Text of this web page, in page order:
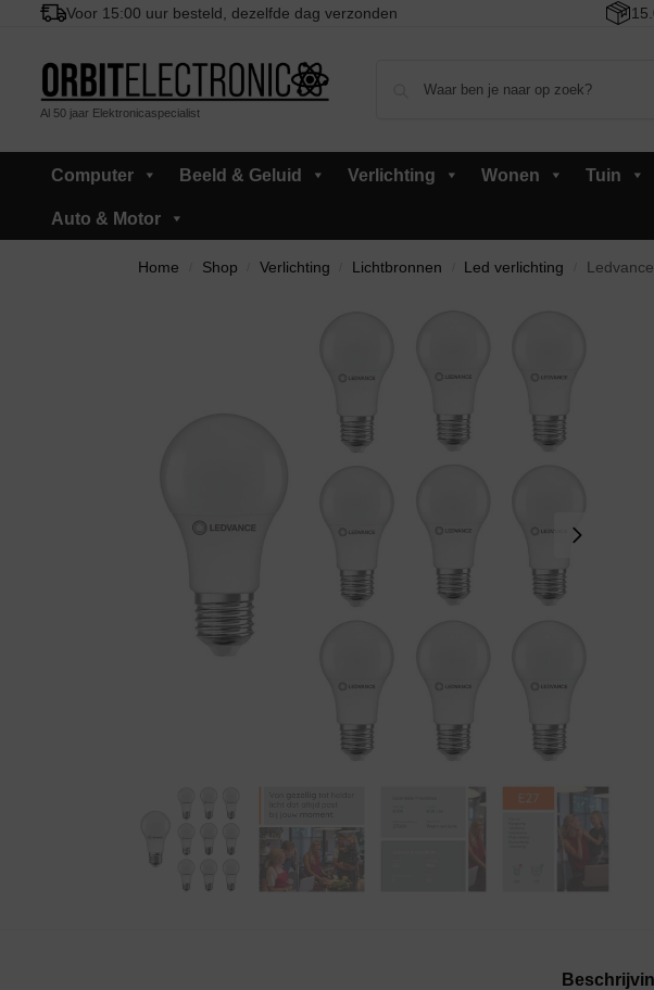
Voor 15:00 uur besteld, dezelfde dag verzonden
Al 50 jaar Elektronicaspecialist
Computer Beeld & Geluid Verlichting Wonen Tuin
Auto & Motor
Home Shop Verlichting Lichtbronnen Led verlichting Ledvance